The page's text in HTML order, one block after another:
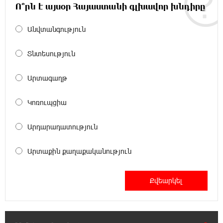
21:10:46 6-08-2026
Օգոստոսի 7-ին՝ Գարեգին Բ Ամենայն Հայոց
Կաթողիկոսի դատական նիստը
20:44:49 6-08-2026
քաղաքացու մահվան մասին
զորակցություն է հայտնում Ամենայն Հայոց
Ավտովթար՝ Կոտայքի մարզում. Զովունի-
Եղվարդ ճանապարհին բախվել են «Alfa
Ո՞րն է այսօր Հայաստանի գլխավոր խնդիրը
Անվտանգություն
Տնտեսություն
Արտագաղթ
Կոռուպցիա
Արդարադատություն
Արտաքին քաղաքականություն